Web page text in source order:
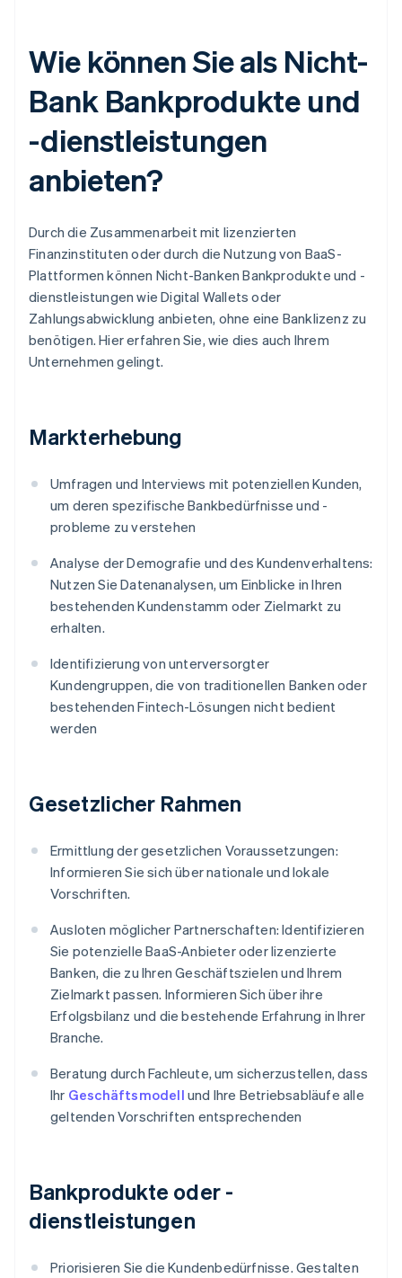
Wie können Sie als Nicht-
Bank Bankprodukte und
-dienstleistungen
anbieten?
Durch die Zusammenarbeit mit lizenzierten
Finanzinstituten oder durch die Nutzung von BaaS-
Plattformen können Nicht-Banken Bankprodukte und -
dienstleistungen wie Digital Wallets oder
Zahlungsabwicklung anbieten, ohne eine Banklizenz zu
benötigen. Hier erfahren Sie, wie dies auch Ihrem
Unternehmen gelingt.
Markterhebung
Umfragen und Interviews mit potenziellen Kunden,
um deren spezifische Bankbedürfnisse und -
probleme zu verstehen
Analyse der Demografie und des Kundenverhaltens:
Nutzen Sie Datenanalysen, um Einblicke in Ihren
bestehenden Kundenstamm oder Zielmarkt zu
erhalten.
Identifizierung von unterversorgter
Kundengruppen, die von traditionellen Banken oder
bestehenden Fintech-Lösungen nicht bedient
werden
Gesetzlicher Rahmen
Ermittlung der gesetzlichen Voraussetzungen:
Informieren Sie sich über nationale und lokale
Vorschriften.
Ausloten möglicher Partnerschaften: Identifizieren
Sie potenzielle BaaS-Anbieter oder lizenzierte
Banken, die zu Ihren Geschäftszielen und Ihrem
Zielmarkt passen. Informieren Sich über ihre
Erfolgsbilanz und die bestehende Erfahrung in Ihrer
Branche.
Beratung durch Fachleute, um sicherzustellen, dass
Ihr Geschäftsmodell und Ihre Betriebsabläufe alle
geltenden Vorschriften entsprechenden
Bankprodukte oder -
dienstleistungen
Priorisieren Sie die Kundenbedürfnisse. Gestalten